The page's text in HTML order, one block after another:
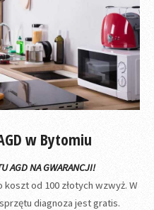
w Bytomiu
AGD NA GWARANCJI!
od 100 złotych wzwyż. W
diagnoza jest gratis.